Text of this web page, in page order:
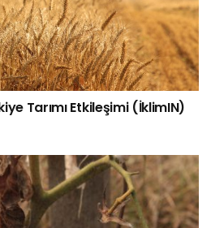
Tarımı Etkileşimi (İklimIN)